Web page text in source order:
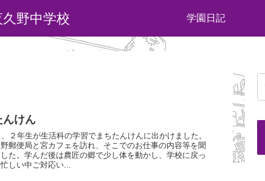
野中学校 学園日記
んけん
２年生が生活科の学習でまちたんけんに出かけました。
郵便局と宮カフェを訪れ、そこでのお仕事の内容等を聞
た。学んだ後は農匠の郷で少し体を動かし、学校に戻っ
しい中ご対応い...